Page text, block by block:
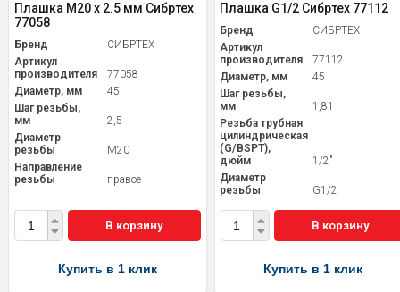
Плашка М20 х 2.5 мм Сибртех
77058
Бренд
СИБРТЕХ
Артикул
производителя
77058
Диаметр, мм
45
Шаг резьбы,
мм
2,5
Диаметр
резьбы
M20
Направление
резьбы
правое
В корзину
Купить в 1 клик
Плашка G1/2 Сибртех 77112
Бренд
СИБРТЕХ
Артикул
производителя
77112
Диаметр, мм
45
Шаг резьбы,
мм
1,81
Резьба трубная
цилиндрическая
(G/BSPT),
дюйм
1/2"
Диаметр
резьбы
G1/2
В корзину
Купить в 1 клик